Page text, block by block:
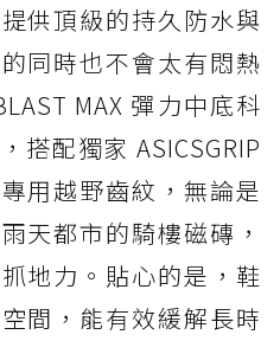
供頂級的持久防水與
同時也不會太有悶熱
MAX 彈力中底科
搭配獨家 ASICSGRIP
用越野齒紋，無論是
天都市的騎樓磁磚，
地力。貼心的是，鞋
間，能有效緩解長時